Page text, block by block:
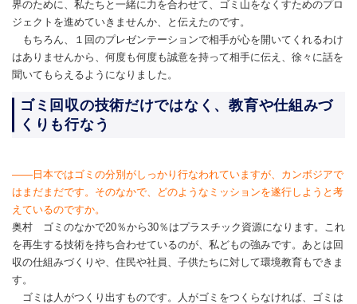
界のために、私たちと一緒に力を合わせて、ゴミ山をなくすためのプロ
ジェクトを進めていきませんか、と伝えたのです。
もちろん、１回のプレゼンテーションで相手が心を開いてくれるわけ
はありませんから、何度も何度も誠意を持って相手に伝え、徐々に話を
聞いてもらえるようになりました。
ゴミ回収の技術だけではなく、教育や仕組みづ
くりも行なう
――日本ではゴミの分別がしっかり行なわれていますが、カンボジアで
はまだまだです。そのなかで、どのようなミッションを遂行しようと考
えているのですか。
奥村 ゴミのなかで20％から30％はプラスチック資源になります。これ
を再生する技術を持ち合わせているのが、私どもの強みです。あとは回
収の仕組みづくりや、住民や社員、子供たちに対して環境教育もできま
す。
ゴミは人がつくり出すものです。人がゴミをつくらなければ、ゴミは